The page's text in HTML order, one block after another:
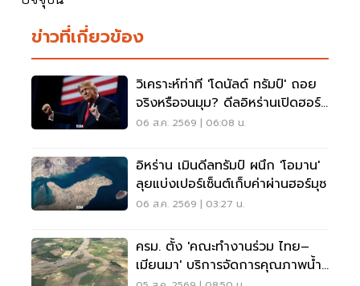
ข่าวที่เกี่ยวข้อง
วิเคราะห์ท่าที 'โดนัลด์ ทรัมป์' ถอย
จริงหรือจนมุม? ดีลอิหร่านเปิดฮอร์
มุซ
06 ส.ค. 2569 | 06:08 น.
อิหร่าน เมินดีลทรัมป์ ผนึก 'โอมาน'
ลุยแบ่งเปอร์เซ็นต์เก็บค่าผ่านฮอร์มุซ
06 ส.ค. 2569 | 03:27 น.
ครม. ตั้ง 'คณะทำงานร่วม ไทย–
เมียนมา' บริการจัดการคุณภาพน้ำ